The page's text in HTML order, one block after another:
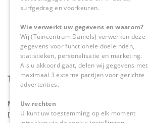
info@tuincentrumdaniels.nl
Tuincentrum Daniëls
Maandag
Dinsdag
surfgedrag en voorkeuren.
Wie verwerkt uw gegevens en waarom?
Wij (Tuincentrum Daniëls) verwerken deze
gegevens voor functionele doeleinden,
statistieken, personalisatie en marketing.
Als u akkoord gaat, delen wij gegevens met
maximaal 3 externe partijen voor gerichte
advertenties.
Uw rechten
U kunt uw toestemming op elk moment